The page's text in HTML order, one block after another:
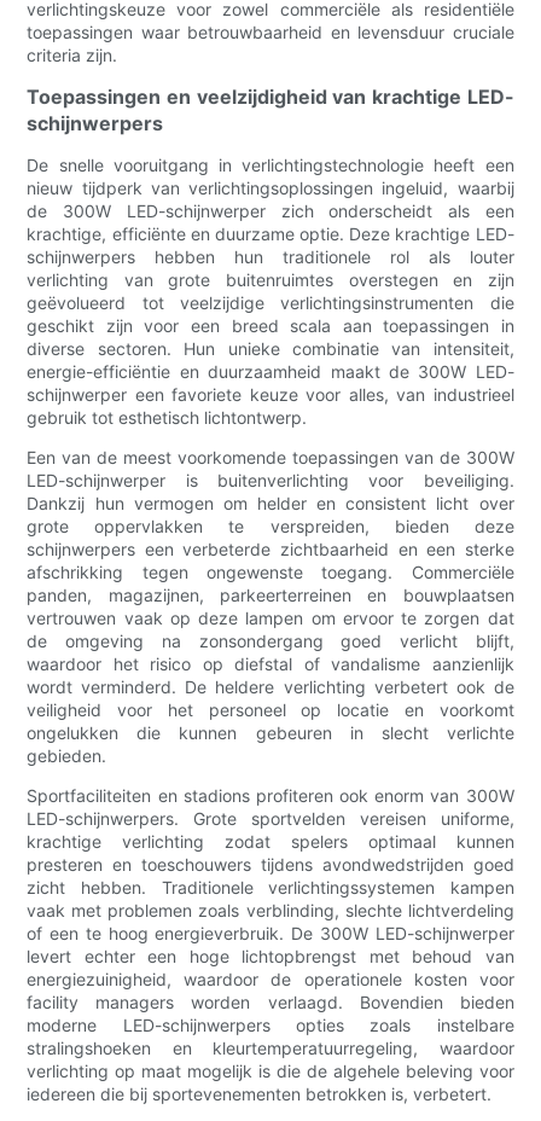
verlichtingskeuze voor zowel commerciële als residentiële
toepassingen waar betrouwbaarheid en levensduur cruciale
criteria zijn.
Toepassingen en veelzijdigheid van krachtige LED-
schijnwerpers
De snelle vooruitgang in verlichtingstechnologie heeft een
nieuw tijdperk van verlichtingsoplossingen ingeluid, waarbij
de 300W LED-schijnwerper zich onderscheidt als een
krachtige, efficiënte en duurzame optie. Deze krachtige LED-
schijnwerpers hebben hun traditionele rol als louter
verlichting van grote buitenruimtes overstegen en zijn
geëvolueerd tot veelzijdige verlichtingsinstrumenten die
geschikt zijn voor een breed scala aan toepassingen in
diverse sectoren. Hun unieke combinatie van intensiteit,
energie-efficiëntie en duurzaamheid maakt de 300W LED-
schijnwerper een favoriete keuze voor alles, van industrieel
gebruik tot esthetisch lichtontwerp.
Een van de meest voorkomende toepassingen van de 300W
LED-schijnwerper is buitenverlichting voor beveiliging.
Dankzij hun vermogen om helder en consistent licht over
grote oppervlakken te verspreiden, bieden deze
schijnwerpers een verbeterde zichtbaarheid en een sterke
afschrikking tegen ongewenste toegang. Commerciële
panden, magazijnen, parkeerterreinen en bouwplaatsen
vertrouwen vaak op deze lampen om ervoor te zorgen dat
de omgeving na zonsondergang goed verlicht blijft,
waardoor het risico op diefstal of vandalisme aanzienlijk
wordt verminderd. De heldere verlichting verbetert ook de
veiligheid voor het personeel op locatie en voorkomt
ongelukken die kunnen gebeuren in slecht verlichte
gebieden.
Sportfaciliteiten en stadions profiteren ook enorm van 300W
LED-schijnwerpers. Grote sportvelden vereisen uniforme,
krachtige verlichting zodat spelers optimaal kunnen
presteren en toeschouwers tijdens avondwedstrijden goed
zicht hebben. Traditionele verlichtingssystemen kampen
vaak met problemen zoals verblinding, slechte lichtverdeling
of een te hoog energieverbruik. De 300W LED-schijnwerper
levert echter een hoge lichtopbrengst met behoud van
energiezuinigheid, waardoor de operationele kosten voor
facility managers worden verlaagd. Bovendien bieden
moderne LED-schijnwerpers opties zoals instelbare
stralingshoeken en kleurtemperatuurregeling, waardoor
verlichting op maat mogelijk is die de algehele beleving voor
iedereen die bij sportevenementen betrokken is, verbetert.